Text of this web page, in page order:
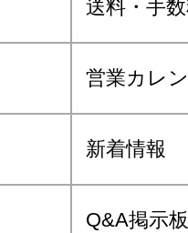
送料・手
営業カレ
新着情報
Q&A掲示板